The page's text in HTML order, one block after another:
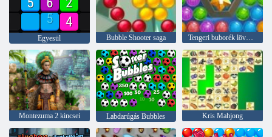
Egyesül Bubble Shooter saga Tengeri buborék lövöldözős
Montezuma 2 kincsei Labdarúgás Bubbles Kris Mahjong